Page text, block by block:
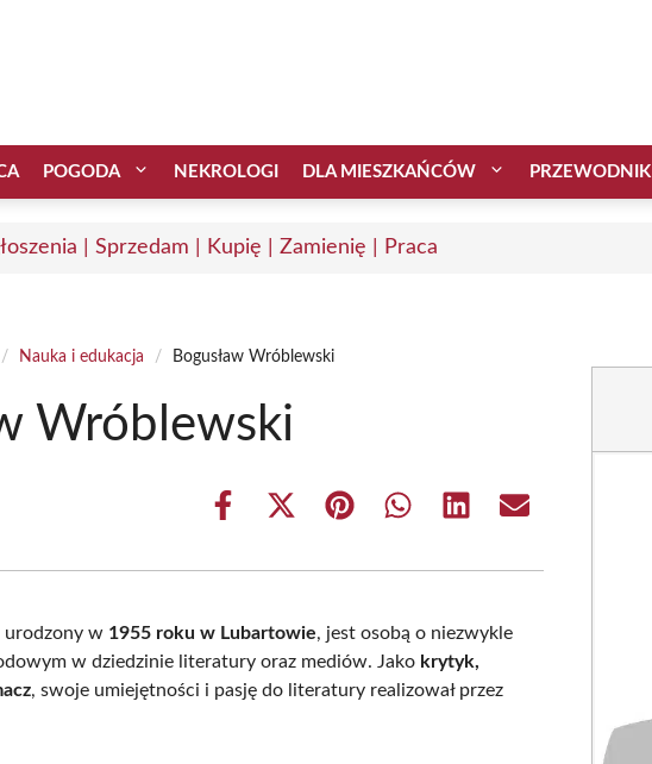
POGODA NEKROLOGI DLA MIESZKAŃCÓW PRZEWODNIK
| Sprzedam | Kupię | Zamienię | Praca
/ Nauka i edukacja / Bogusław Wróblewski
Wróblewski
Share
Share
(Twitter)
Share Share Share Share
urodzony w 1955 roku w Lubartowie, jest osobą o niezwykle
w dziedzinie literatury oraz mediów. Jako krytyk,
, swoje umiejętności i pasję do literatury realizował przez